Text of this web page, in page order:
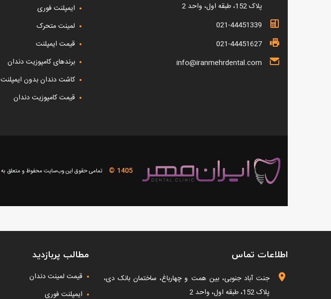
پلاک 152، طبقه اول، واحد 2
021-44451339
021-44451627
info@iranmehrdental.com
ایمپلنت فوری
لمینت متحرک
قیمت ایمپلنت
برندهای کامپوزیت دندان
کاشت دندان بدون ایمپلنت
قیمت کامپوزیت دندان
© 1405 تمامی حقوق این وب‌سایت محفوظ و متعلق به
اطلاعات تماس
جنت آباد جنوبی، بین همت و چهارباغ، ساختمان بانک دی،
پلاک 152، طبقه اول، واحد 2
مطالب پربازدید
قیمت لمینت دندان
ایمپلنت فوری